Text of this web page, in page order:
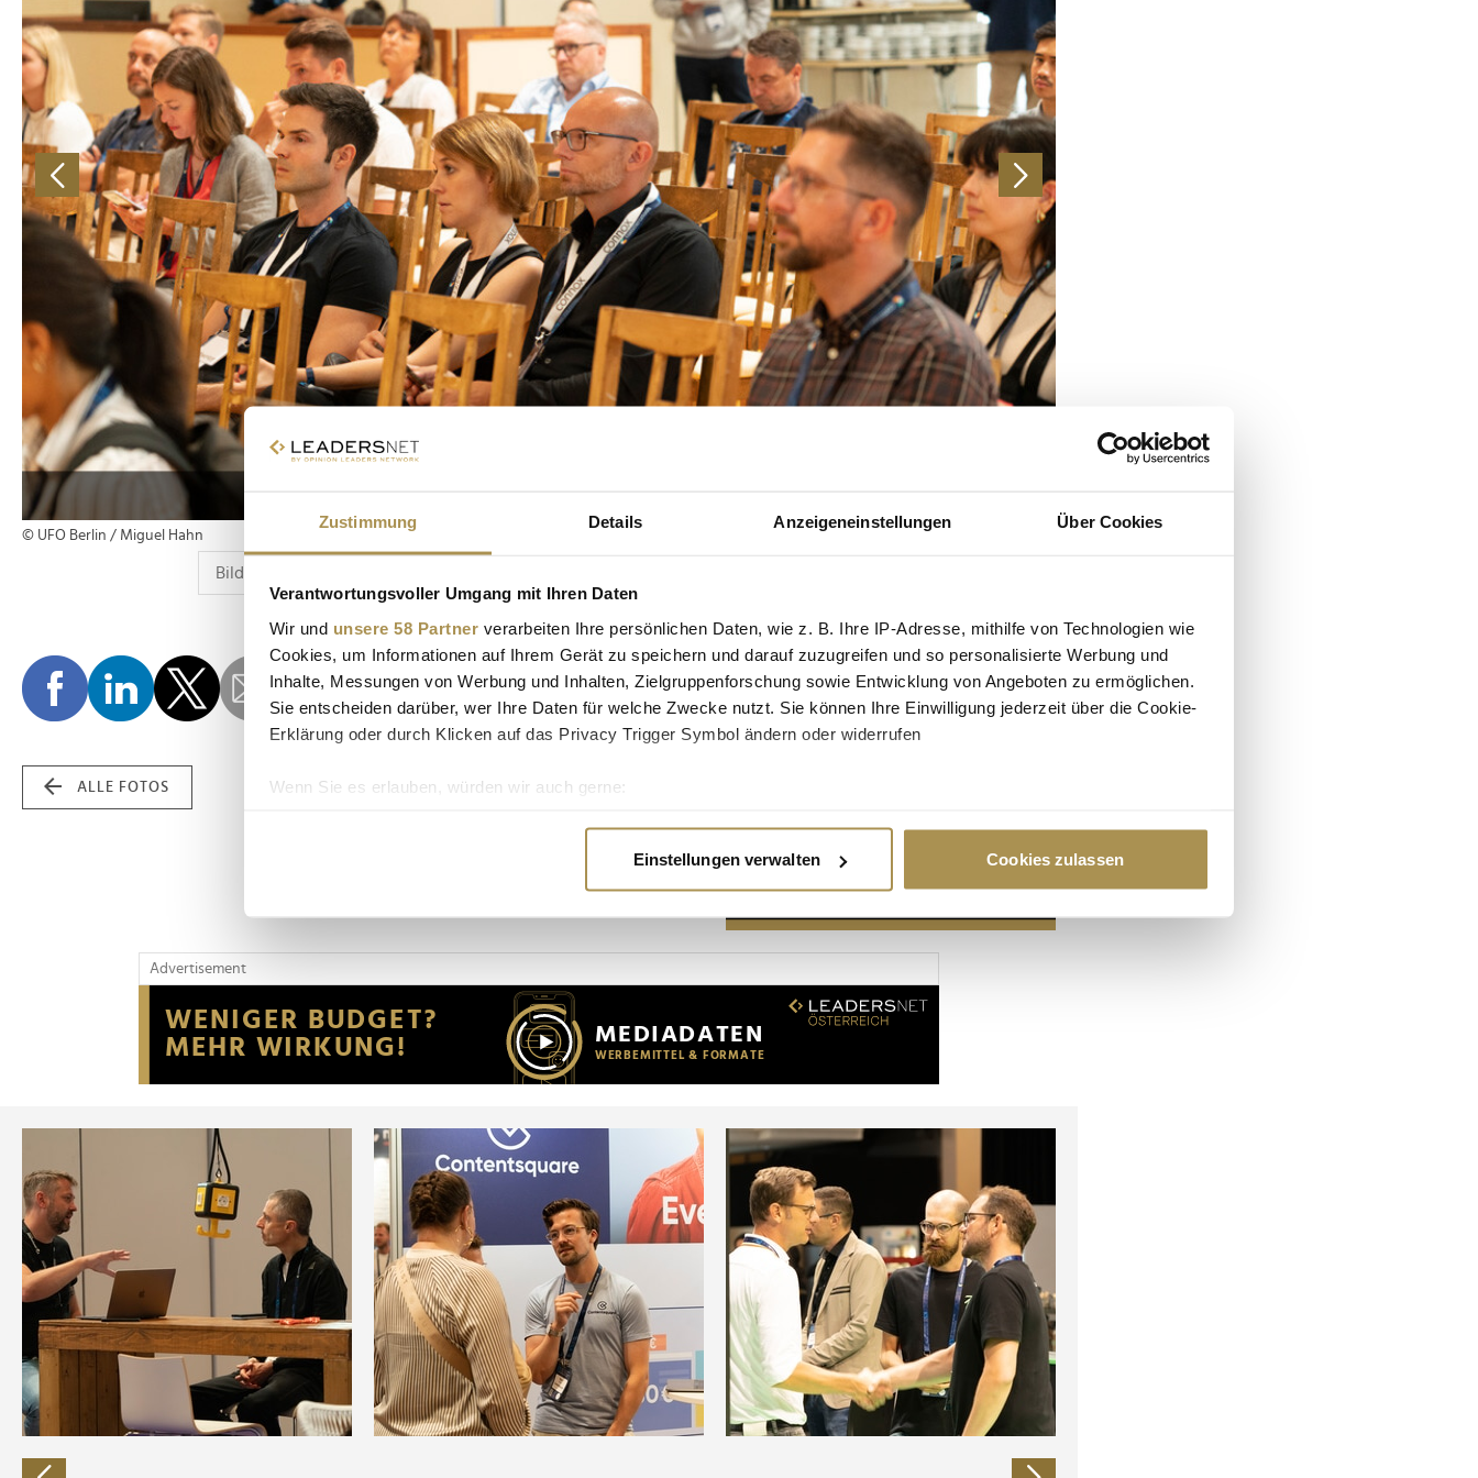
Zustimmung Details Anzeigeneinstellungen Über Cookies
Verantwortungsvoller Umgang mit Ihren Daten
Wir und unsere 58 Partner verarbeiten Ihre persönlichen Daten, wie z. B. Ihre IP-Adresse, mithilfe von Technologien wie
Cookies, um Informationen auf Ihrem Gerät zu speichern und darauf zuzugreifen und so personalisierte Werbung und
Inhalte, Messungen von Werbung und Inhalten, Zielgruppenforschung sowie Entwicklung von Angeboten zu ermöglichen.
Sie entscheiden darüber, wer Ihre Daten für welche Zwecke nutzt. Sie können Ihre Einwilligung jederzeit über die Cookie-
Erklärung oder durch Klicken auf das Privacy Trigger Symbol ändern oder widerrufen
Wenn Sie es erlauben, würden wir auch gerne:
Erfahren Sie mehr darüber, wie Ihre persönlichen Daten verarbeitet werden, und legen Sie Ihre Präferenzen im
Wir verwenden Cookies, um Inhalte und Anzeigen zu personalisieren, Funktionen für soziale Medien anbieten zu können
Website an unsere Partner für soziale Medien, Werbung und Analysen weiter. Unsere Partner führen diese Informationen
möglicherweise mit weiteren Daten zusammen, die Sie ihnen bereitgestellt haben oder die sie im Rahmen Ihrer Nutzung
der Dienste gesammelt haben.
Einstellungen verwalten Cookies zulassen
© UFO Berlin / Miguel Hahn
ALLE FOTOS
Advertisement
Advertisement